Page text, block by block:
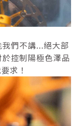
們不講...絕大部
控制陽極色澤品
求！